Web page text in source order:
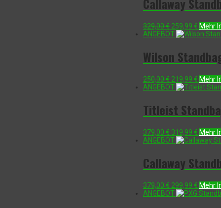
Callaway
329,00€ Ursprünglicher
Preis
259,99 €
Preis
Mehr
ANGEBOT
Wilson
250,00€ Ursprünglicher
Preis
219,99 €
Preis
Mehr
ANGEBOT
Titleist
379,00€ Ursprünglicher
Preis
319,99 €
Preis
Mehr
ANGEBOT
Callaway
379,00€ Ursprünglicher
Preis
299,99 €
Preis
Mehr
ANGEBOT